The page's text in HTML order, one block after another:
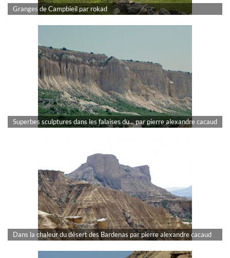
Granges de Campbieil par rokad
Superbes sculptures dans les falaises du... par pierre alexandre cacaud
Dans la chaleur du désert des Bardenas par pierre alexandre cacaud